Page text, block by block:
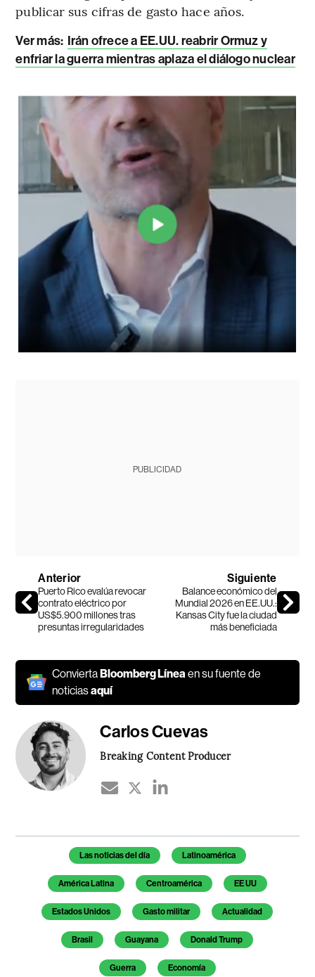
publicar sus cifras de gasto hace años.
Ver más: Irán ofrece a EE.UU. reabrir Ormuz y
enfriar la guerra mientras aplaza el diálogo nuclear
PUBLICIDAD
Anterior
Puerto Rico evalúa revocar
contrato eléctrico por
US$5.900 millones tras
presuntas irregularidades
Siguiente
Balance económico del
Mundial 2026 en EE.UU.:
Kansas City fue la ciudad
más beneficiada
ConviertaBloomberg Línea en su fuente de
noticiasaquí
Carlos Cuevas
Breaking Content Producer
Temas de este artículo
Las noticias del día Latinoamérica
América Latina Centroamérica EE UU
Estados Unidos Gasto militar Actualidad
Brasil Guayana Donald Trump
Guerra Economía